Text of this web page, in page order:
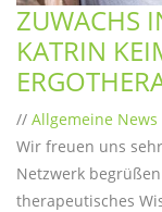
ZUWACHS
KATRIN
// Allgemeine News
Wir freuen uns
Netzwerk
therapeutisches